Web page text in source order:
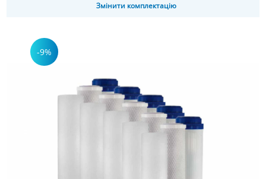
Змінити комплектацію
-9%